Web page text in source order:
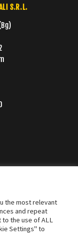
S.R.L.
the most relevant
and repeat
to the use of ALL
Settings" to